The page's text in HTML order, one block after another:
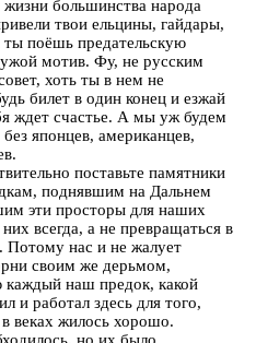
большинства народа
твои ельцины, гайдары,
поёшь предательскую
мотив. Фу, не русским
хоть ты в нем не
билет в один конец и езжай
ждет счастье. А мы уж будем
японцев, американцев,
поставьте памятники
поднявшим на Дальнем
эти просторы для наших
всегда, а не превращаться в
Потому нас и не жалует
своим же дерьмом,
наш предок, какой
и работал здесь для того,
веках жилось хорошо.